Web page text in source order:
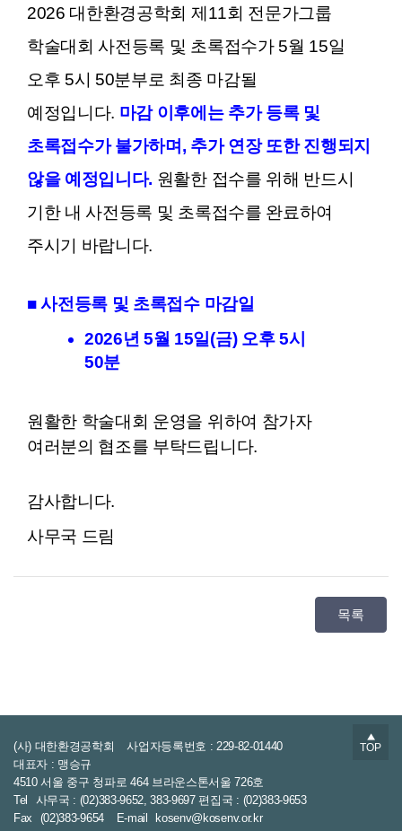
2026 대한환경공학회 제11회 전문가그룹
학술대회 사전등록 및 초록접수가 5월 15일
오후 5시 50분부로 최종 마감될
예정입니다. 마감 이후에는 추가 등록 및
초록접수가 불가하며, 추가 연장 또한 진행되지
않을 예정입니다. 원활한 접수를 위해 반드시
기한 내 사전등록 및 초록접수를 완료하여
주시기 바랍니다.
■ 사전등록 및 초록접수 마감일
2026년 5월 15일(금) 오후 5시
50분
원활한 학술대회 운영을 위하여 참가자
여러분의 협조를 부탁드립니다.
감사합니다.
사무국 드림
목록
(사) 대한환경공학회
사업자등록번호 : 229-82-01440
대표자 : 맹승규
4510 서울 중구 청파로 464 브라운스톤서울 726호
Tel
사무국 : (02)383-9652, 383-9697 편집국 : (02)383-9653
Fax
(02)383-9654 E-mail kosenv@kosenv.or.kr
▲
TOP